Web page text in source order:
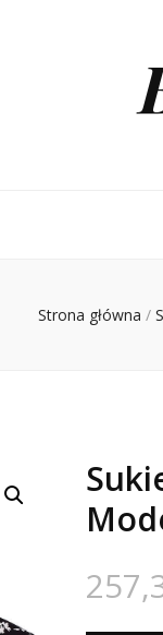
Strona główna /